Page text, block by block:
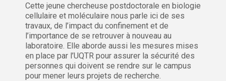
Cette jeune chercheuse postdoctorale en biologie
cellulaire et moléculaire nous parle ici de ses
travaux, de l’impact du confinement et de
l’importance de se retrouver à nouveau au
laboratoire. Elle aborde aussi les mesures mises
en place par l’UQTR pour assurer la sécurité des
personnes qui doivent se rendre sur le campus
pour mener leurs projets de recherche.